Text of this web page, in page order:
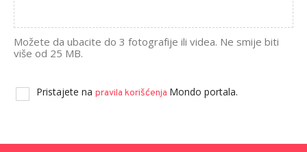
Možete da ubacite do 3 fotografije ili videa. Ne smije biti
više od 25 MB.
Pristajete na pravila korišćenja Mondo portala.